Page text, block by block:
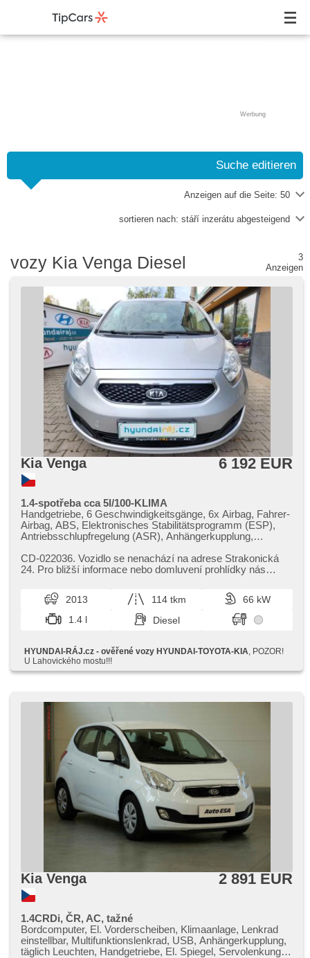
Werbung
Suche editieren
Anzeigen auf die Seite: 50
sortieren nach: stáří inzerátu abgesteigend
vozy Kia Venga Diesel
3
Anzeigen
Kia Venga 6 192 EUR
1.4-spotřeba cca 5l/100-KLIMA
Handgetriebe, 6 Geschwindigkeitsgänge, 6x Airbag, Fahrer-
Airbag, ABS, Elektronisches Stabilitätsprogramm (ESP),
Antriebsschlupfregelung (ASR), Anhängerkupplung,
senzory přední, Lenkrad einstellbar, Multifunktionslenkrad,
El. Seitenscheiben, El. Vorderscheiben, El. Spiegel,
höheneinstellbare Fahrersitz, Nebelscheinwerfer, USB,
AUX, Autoradio, CD-Spieler, Teilbare Rücksitzbank, Getönte
Scheiben
CD​-022036. Vozidlo se nenachází na adrese Strakonická
24. Pro bližší informace nebo domluvení prohlídky nás
2013 114 tkm
66 kW
1.4 l
Diesel
HYUNDAI-RÁJ.cz - ověřené vozy HYUNDAI-TOYOTA-KIA , POZOR!
U Lahovického mostu!!!
Kia Venga 2 891 EUR
1.4CRDi, ČR, AC, tažné
Bordcomputer, El. Vorderscheiben, Klimaanlage, Lenkrad
einstellbar, Multifunktionslenkrad, USB, Anhängerkupplung,
täglich Leuchten, Handgetriebe, El. Spiegel, Servolenkung,